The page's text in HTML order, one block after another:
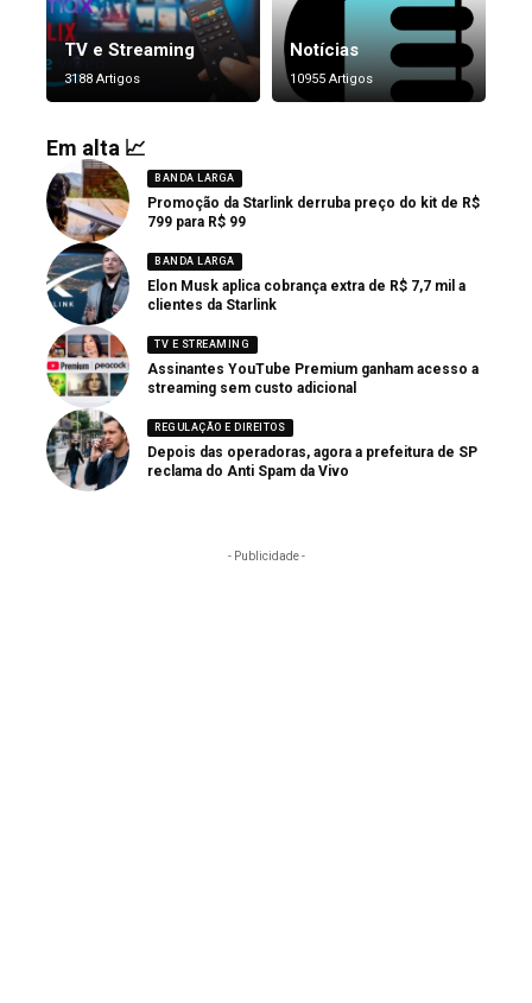
TV e Streaming
3188 Artigos
Notícias
10955 Artigos
Em alta 📈
BANDA LARGA
Promoção da Starlink derruba preço do kit de R$
799 para R$ 99
BANDA LARGA
Elon Musk aplica cobrança extra de R$ 7,7 mil a
clientes da Starlink
TV E STREAMING
Assinantes YouTube Premium ganham acesso a
streaming sem custo adicional
REGULAÇÃO E DIREITOS
Depois das operadoras, agora a prefeitura de SP
reclama do Anti Spam da Vivo
- Publicidade -